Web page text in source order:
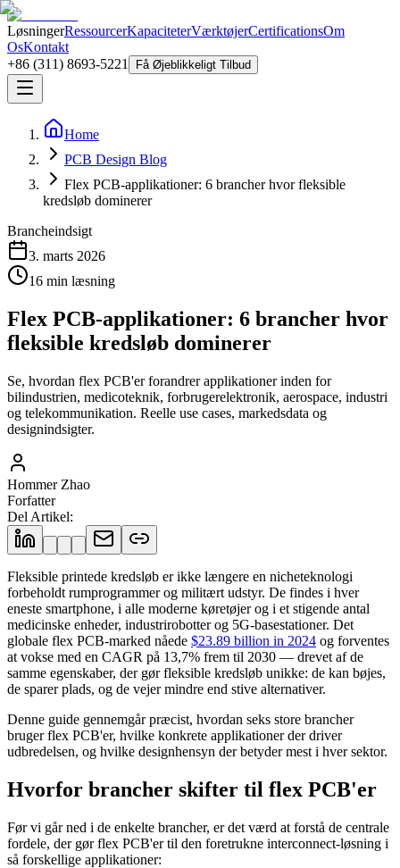
LøsningerRessourcerKapaciteterVærktøjerCertificationsOm
OsKontakt
+86 (311) 8693-5221
Få Øjeblikkeligt Tilbud
Home
PCB Design Blog
Flex PCB-applikationer: 6 brancher hvor fleksible
kredsløb dominerer
Brancheindsigt
3. marts 2026
16 min læsning
Flex PCB-applikationer: 6 brancher hvor
fleksible kredsløb dominerer
Se, hvordan flex PCB'er forandrer applikationer inden for
bilindustrien, medicoteknik, forbrugerelektronik, aerospace, industri
og telekommunikation. Reelle use cases, markedsdata og
designindsigter.
Hommer Zhao
Forfatter
Del Artikel:
Fleksible printede kredsløb er ikke længere en nicheteknologi
forbeholdt rumprogrammer og militært udstyr. De findes i hver
eneste smartphone, i alle moderne køretøjer og i et stigende antal
medicinske enheder, industrirobotter og 5G-basestationer. Det
globale flex PCB-marked nåede $23.89 billion in 2024 og forventes
at vokse med en CAGR på 13,7% frem til 2030 — drevet af de
samme egenskaber, der gør fleksible kredsløb unikke: de kan bøjes,
de sparer plads, og de vejer mindre end stive alternativer.
Denne guide gennemgår præcist, hvordan seks store brancher
bruger flex PCB'er, hvilke konkrete applikationer der driver
udbredelsen, og hvilke designhensyn der betyder mest i hver sektor.
Hvorfor brancher skifter til flex PCB'er
Før vi går ned i de enkelte brancher, er det værd at forstå de centrale
fordele, der gør flex PCB'er til den foretrukne interconnect-løsning i
så forskellige applikationer: